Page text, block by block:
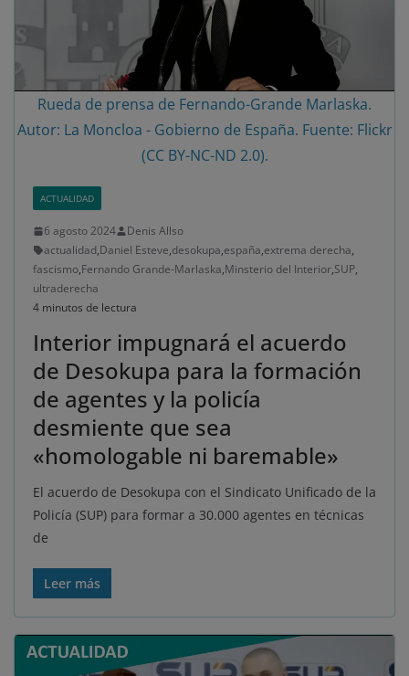
Rueda de prensa de Fernando-Grande Marlaska.
Autor: La Moncloa - Gobierno de España. Fuente: Flickr
(CC BY-NC-ND 2.0).
ACTUALIDAD
6 agosto 2024
Denis Allso
actualidad,Daniel Esteve,desokupa,españa,extrema derecha,
fascismo,Fernando Grande-Marlaska,Minsterio del Interior,SUP,
ultraderecha
4 minutos de lectura
Interior impugnará el acuerdo
de Desokupa para la formación
de agentes y la policía
desmiente que sea
«homologable ni baremable»
El acuerdo de Desokupa con el Sindicato Unificado de la
Policía (SUP) para formar a 30.000 agentes en técnicas
de
Leer más